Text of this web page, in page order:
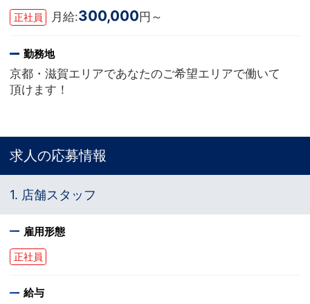
正社員 月給:300,000円～
勤務地
京都・滋賀エリアであなたのご希望エリアで働いて
頂けます！
求人の応募情報
1. 店舗スタッフ
雇用形態
正社員
給与